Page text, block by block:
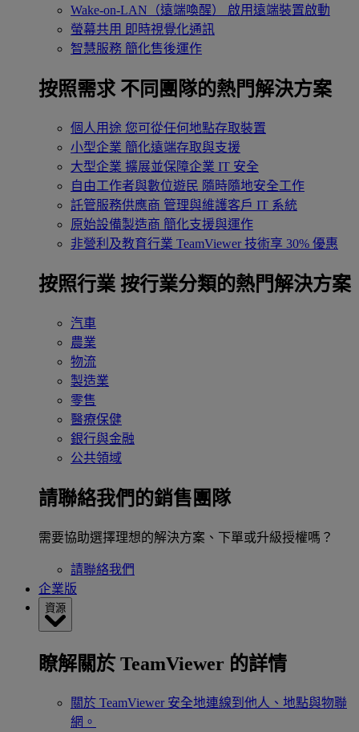
Wake-on-LAN（遠端喚醒）
啟用遠端裝置啟動
螢幕共用 即時視覺化通訊
智慧服務 簡化售後運作
按照需求 不同團隊的熱門解決方案
個人用途 您可從任何地點存取裝置
小型企業 簡化遠端存取與支援
大型企業 擴展並保障企業 IT 安全
自由工作者與數位遊民 隨時隨地安全工作
託管服務供應商 管理與維護客戶 IT 系統
原始設備製造商 簡化支援與運作
非營利及教育行業 TeamViewer 技術享 30% 優惠
按照行業 按行業分類的熱門解決方案
汽車
農業
物流
製造業
零售
醫療保健
銀行與金融
公共領域
請聯絡我們的銷售團隊
需要協助選擇理想的解決方案、下單或升級授權嗎？
請聯絡我們
企業版
資源
瞭解關於 TeamViewer 的詳情
關於 TeamViewer 安全地連線到他人、地點與物聯
網。